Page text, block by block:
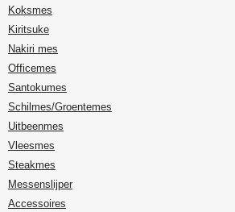
Koksmes
Kiritsuke
Nakiri mes
Officemes
Santokumes
Schilmes/Groentemes
Uitbeenmes
Vleesmes
Steakmes
Messenslijper
Accessoires